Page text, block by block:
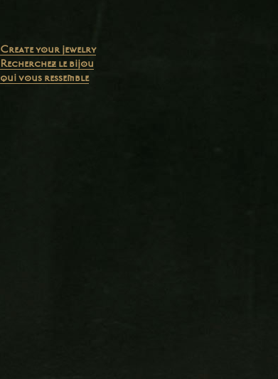
Create your jewelry
Recherchez le bijou
qui vous ressemble